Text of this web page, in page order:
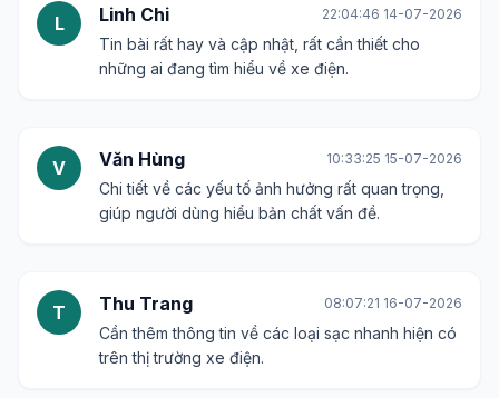
L Linh Chi 22:04:46 14-07-2026
Tin bài rất hay và cập nhật, rất cần thiết cho
những ai đang tìm hiểu về xe điện.
V Văn Hùng 10:33:25 15-07-2026
Chi tiết về các yếu tố ảnh hưởng rất quan trọng,
giúp người dùng hiểu bản chất vấn đề.
T Thu Trang 08:07:21 16-07-2026
Cần thêm thông tin về các loại sạc nhanh hiện có
trên thị trường xe điện.